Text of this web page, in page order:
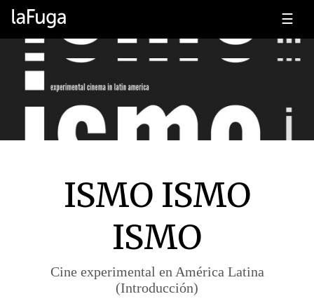
☰
ISMO ISMO
ISMO
Cine experimental en América Latina
(Introducción)